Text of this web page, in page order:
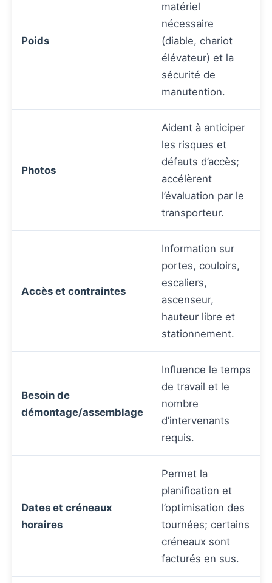
Poids
matériel
nécessaire
(diable, chariot
élévateur) et la
sécurité de
manutention.
Photos
Aident à anticiper
les risques et
défauts d’accès;
accélèrent
l’évaluation par le
transporteur.
Accès et contraintes
Information sur
portes, couloirs,
escaliers,
ascenseur,
hauteur libre et
stationnement.
Besoin de
démontage/assemblage
Influence le temps
de travail et le
nombre
d’intervenants
requis.
Dates et créneaux
horaires
Permet la
planification et
l’optimisation des
tournées; certains
créneaux sont
facturés en sus.